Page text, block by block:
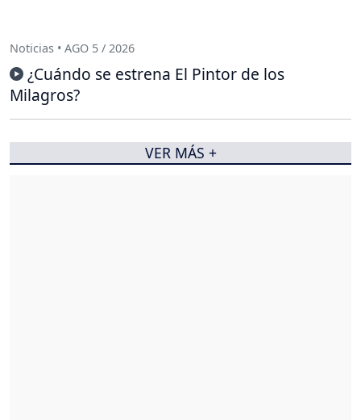
Noticias • AGO 5 / 2026
¿Cuándo se estrena El Pintor de los
Milagros?
VER MÁS +